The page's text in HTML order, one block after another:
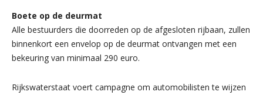
Boete op de deurmat
Alle bestuurders die doorreden op de afgesloten rijbaan, zullen
binnenkort een envelop op de deurmat ontvangen met een
bekeuring van minimaal 290 euro.
Rijkswaterstaat voert campagne om automobilisten te wijzen